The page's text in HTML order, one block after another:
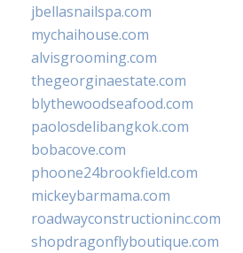
jbellasnailspa.com
mychaihouse.com
alvisgrooming.com
thegeorginaestate.com
blythewoodseafood.com
paolosdelibangkok.com
bobacove.com
phoone24brookfield.com
mickeybarmama.com
roadwayconstructioninc.com
shopdragonflyboutique.com